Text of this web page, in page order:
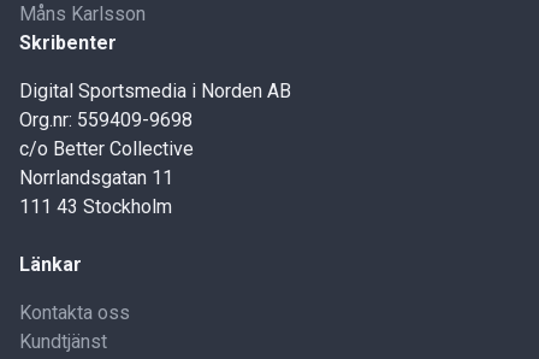
Måns Karlsson
Skribenter
Digital Sportsmedia i Norden AB
Org.nr: 559409-9698
c/o Better Collective
Norrlandsgatan 11
111 43 Stockholm
Länkar
Kontakta oss
Kundtjänst